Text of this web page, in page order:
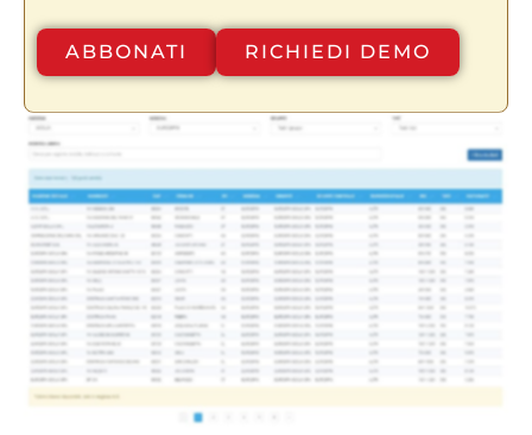
ABBONATI RICHIEDI DEMO